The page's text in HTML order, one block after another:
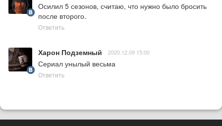
Осилил 5 сезонов, считаю, что нужно было бросить
после второго.
Ответить
Харон Подземный 2020.12.09 15:00
Сериал унылый весьма
Ответить